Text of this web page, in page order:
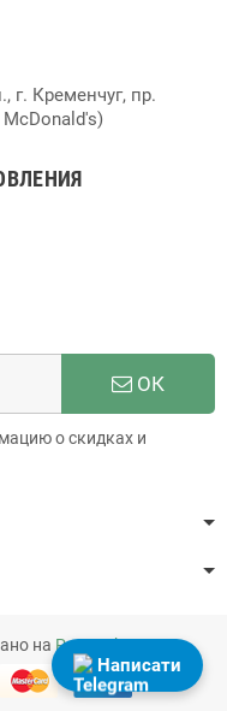
г. Кременчуг, пр.
ОК
о скидках и
на PrestaShop
Написати